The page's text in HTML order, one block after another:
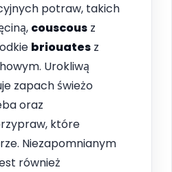
potraw, takich
couscous z
briouates z
Urokliwą
zapach świeżo
oraz
które
Niezapomnianym
również